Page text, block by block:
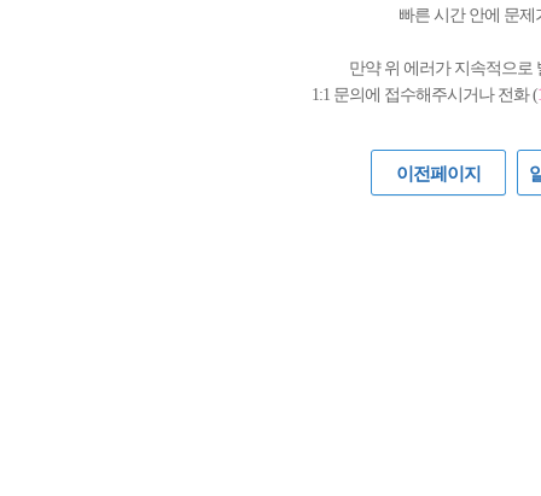
빠른 시간 안에 문
만약 위 에러가 지속적으로
1:1 문의에 접수해주시거나 전화 (
이전페이지